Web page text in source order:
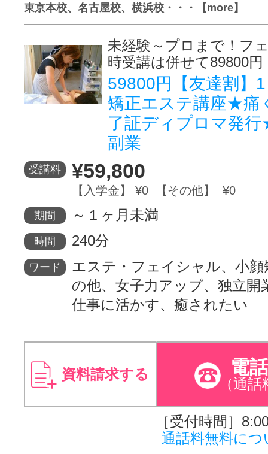
特集をみる
グッドスク
掲載のお問
サイトマッ
東京本校、名古屋校、横浜校・・・【more】
未経験～プロまで！フ
時受講は併せて89800円
59800円【友達割】
矯正エステ講座★痛
了証ディプロマ発
副業
受講料 ¥59,800
【入学金】 ¥0 【その他】 ¥0
期間 ～１ヶ月未満
時間 240分
ワード
エステ・フェイシャル、小顔
の他、女子力アップ、独立開
仕事に活かす、癒されたい
資料請求する 電
（通話
［受付時間］
通話料無料につ